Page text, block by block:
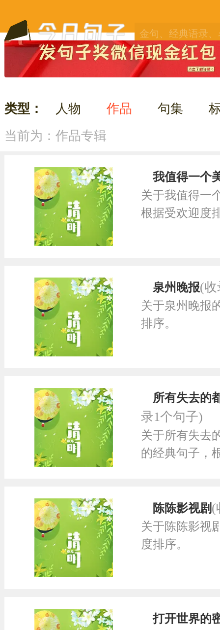
类型： 人物 作品 句集
当前为：作品专辑
我值得一个
关于我值得一
根据受欢迎度
泉州晚报(收
关于泉州晚报
排序。
所有失去的
录1个句子)
关于所有失去
的经典句子，
陈陈影视剧(
关于陈陈影视
度排序。
打开世界的